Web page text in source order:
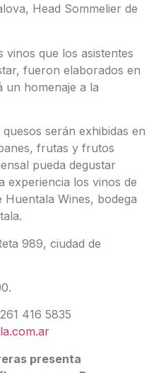
Head Sommelier de
vinos que los asistentes
fueron elaborados en
un homenaje a la
serán exhibidas en
frutas y frutos
pueda degustar
experiencia los vinos de
Wines, bodega
989, ciudad de
416 5835
presenta